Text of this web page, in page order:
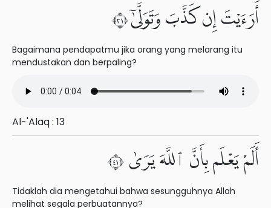
أَرَءَيْتَ إِن كَذَّبَ وَتَوَلَّىٰٓ ١٣
Bagaimana pendapatmu jika orang yang melarang itu
mendustakan dan berpaling?
Al-'Alaq : 13
أَلَمْ يَعْلَم بِأَنَّ ٱللَّهَ يَرَىٰ ١٤
Tidaklah dia mengetahui bahwa sesungguhnya Allah
melihat segala perbuatannya?